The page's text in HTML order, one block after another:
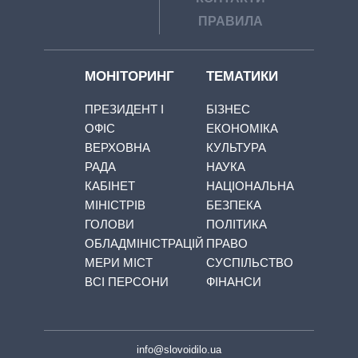
ПРАВИЛА
МОНІТОРИНГ
ПРЕЗИДЕНТ І
ОФІС
ВЕРХОВНА
РАДА
КАБІНЕТ
МІНІСТРІВ
ГОЛОВИ
ОБЛАДМІНІСТРАЦІЙ
МЕРИ МІСТ
ВСІ ПЕРСОНИ
ТЕМАТИКИ
БІЗНЕС
ЕКОНОМІКА
КУЛЬТУРА
НАУКА
НАЦІОНАЛЬНА
БЕЗПЕКА
ПОЛІТИКА
ПРАВО
СУСПІЛЬСТВО
ФІНАНСИ
info@slovoidilo.ua